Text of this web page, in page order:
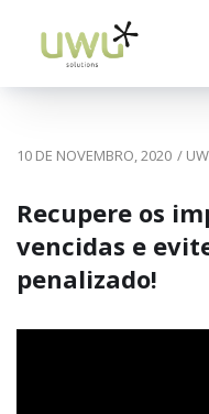
10 DE NOVEMBRO, 2020 /
Recupere os
vencidas e
penalizado!